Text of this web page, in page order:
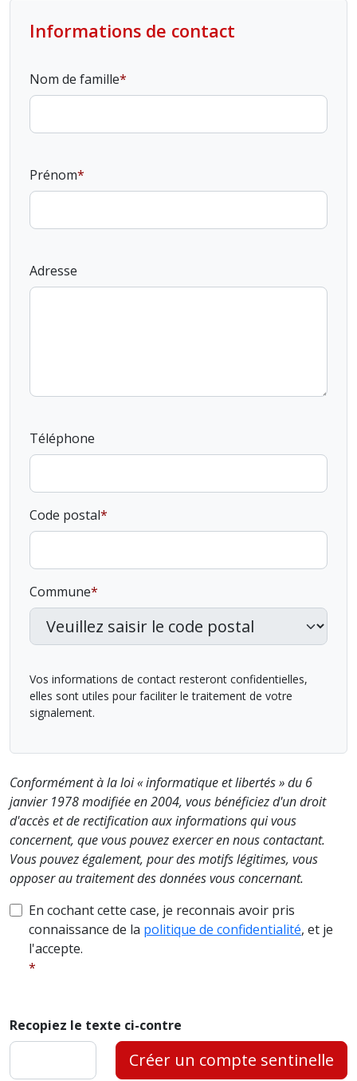
Informations de contact
Nom de famille
Prénom
Adresse
Téléphone
Code postal
Commune
Vos informations de contact resteront confidentielles,
elles sont utiles pour faciliter le traitement de votre
signalement.
Conformément à la loi « informatique et libertés » du 6
janvier 1978 modifiée en 2004, vous bénéficiez d'un droit
d'accès et de rectification aux informations qui vous
concernent, que vous pouvez exercer en nous contactant.
Vous pouvez également, pour des motifs légitimes, vous
opposer au traitement des données vous concernant.
En cochant cette case, je reconnais avoir pris
connaissance de la politique de confidentialité, et je
l'accepte.
Recopiez le texte ci-contre
Créer un compte sentinelle